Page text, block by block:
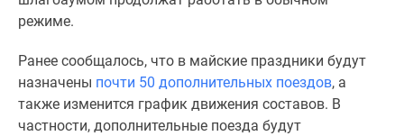
Экология
Подмосковья
Студии
режиме.
Ранее сообщалось, что в майские праздники будут
назначены почти 50 дополнительных поездов, а
также изменится график движения составов. В
частности, дополнительные поезда будут